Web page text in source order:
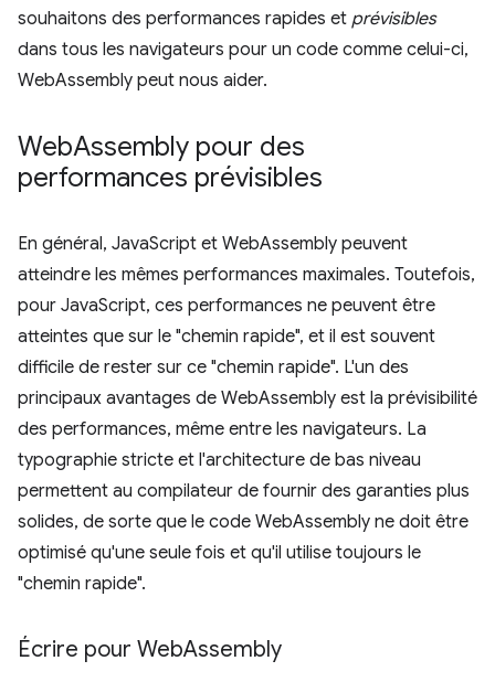
souhaitons des performances rapides et prévisibles
dans tous les navigateurs pour un code comme celui-ci,
WebAssembly peut nous aider.
WebAssembly pour des
performances prévisibles
En général, JavaScript et WebAssembly peuvent
atteindre les mêmes performances maximales. Toutefois,
pour JavaScript, ces performances ne peuvent être
atteintes que sur le "chemin rapide", et il est souvent
difficile de rester sur ce "chemin rapide". L'un des
principaux avantages de WebAssembly est la prévisibilité
des performances, même entre les navigateurs. La
typographie stricte et l'architecture de bas niveau
permettent au compilateur de fournir des garanties plus
solides, de sorte que le code WebAssembly ne doit être
optimisé qu'une seule fois et qu'il utilise toujours le
"chemin rapide".
Écrire pour WebAssembly